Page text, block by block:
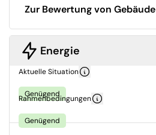
Zur Bewertung von Gebäude
Energie
Aktuelle Situation
Genügend
Rahmenbedingungen
Genügend